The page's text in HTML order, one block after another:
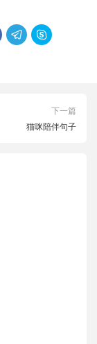
 
下一篇
猫咪陪伴句子